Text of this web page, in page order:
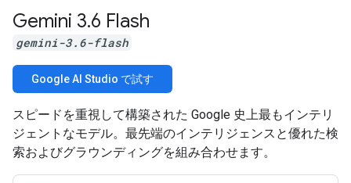
Gemini 3.6 Flash
gemini-3.6-flash
Google AI Studio で試す
スピードを重視して構築された Google 史上最もインテリ
ジェントなモデル。最先端のインテリジェンスと優れた検
索およびグラウンディングを組み合わせます。